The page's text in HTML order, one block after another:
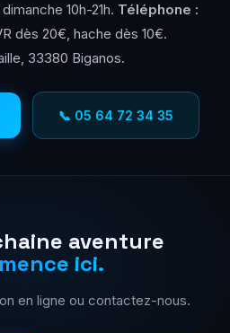
10h-21h. Téléphone :
dès 20€, hache dès 10€.
33380 Biganos.
📞 05 64 72 34 35
aventure
ici.
en ligne ou contactez-nous.